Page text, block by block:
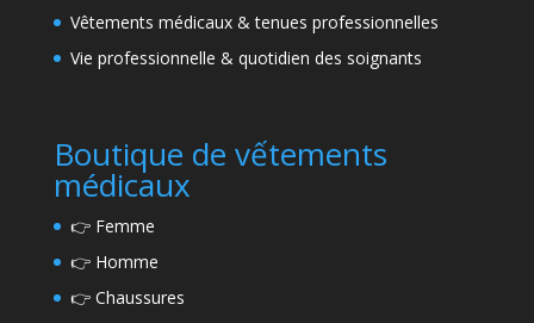
Vêtements médicaux & tenues professionnelles
Vie professionnelle & quotidien des soignants
Boutique de vếtements
médicaux
👉 Femme
👉 Homme
👉 Chaussures